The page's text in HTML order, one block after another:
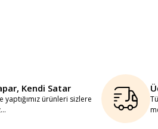
Kendi Satar
yaptığımız ürünleri sizlere